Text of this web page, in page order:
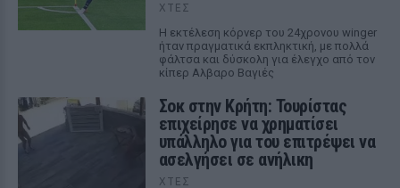
ΧΤΕΣ
Η εκτέλεση κόρνερ του 24χρονου winger
ήταν πραγματικά εκπληκτική, με πολλά
φάλτσα και δύσκολη για έλεγχο από τον
κίπερ Αλβαρο Βαγιές
Σοκ στην Κρήτη: Τουρίστας
επιχείρησε να χρηματίσει
υπάλληλο για του επιτρέψει να
ασελγήσει σε ανήλικη
ΧΤΕΣ